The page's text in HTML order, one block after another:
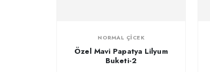
NORMAL ÇICEK
Özel Mavi Papatya Lilyum
Buketi-2